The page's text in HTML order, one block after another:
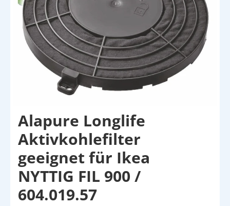
Alapure Longlife
Aktivkohlefilter
geeignet für Ikea
NYTTIG FIL 900 /
604.019.57